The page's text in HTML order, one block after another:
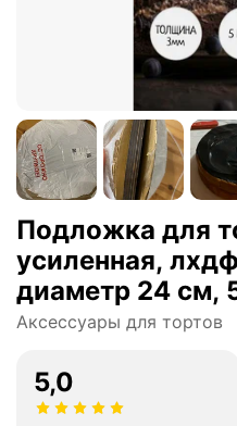
Подложка для
усиленная,
диаметр 24 см,
Аксессуары для тортов
5,0